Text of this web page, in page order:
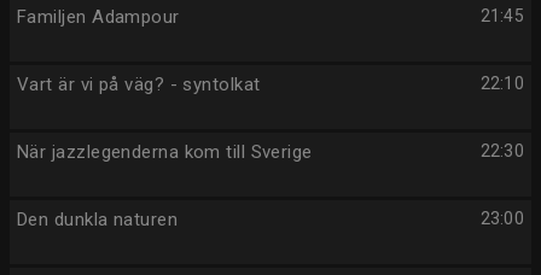
21:45
Familjen Adampour
22:10
Vart är vi på väg? - syntolkat
22:30
När jazzlegenderna kom till Sverige
23:00
Den dunkla naturen